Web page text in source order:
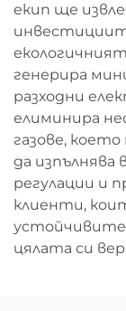
екип ще
генерира
разходни
елиминира
газове,
да изпълнява
регулации и
клиенти,
цялата си